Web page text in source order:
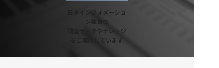
日本インフォメーショ
ン独自の
調査データやナレッジ
をご案内しています